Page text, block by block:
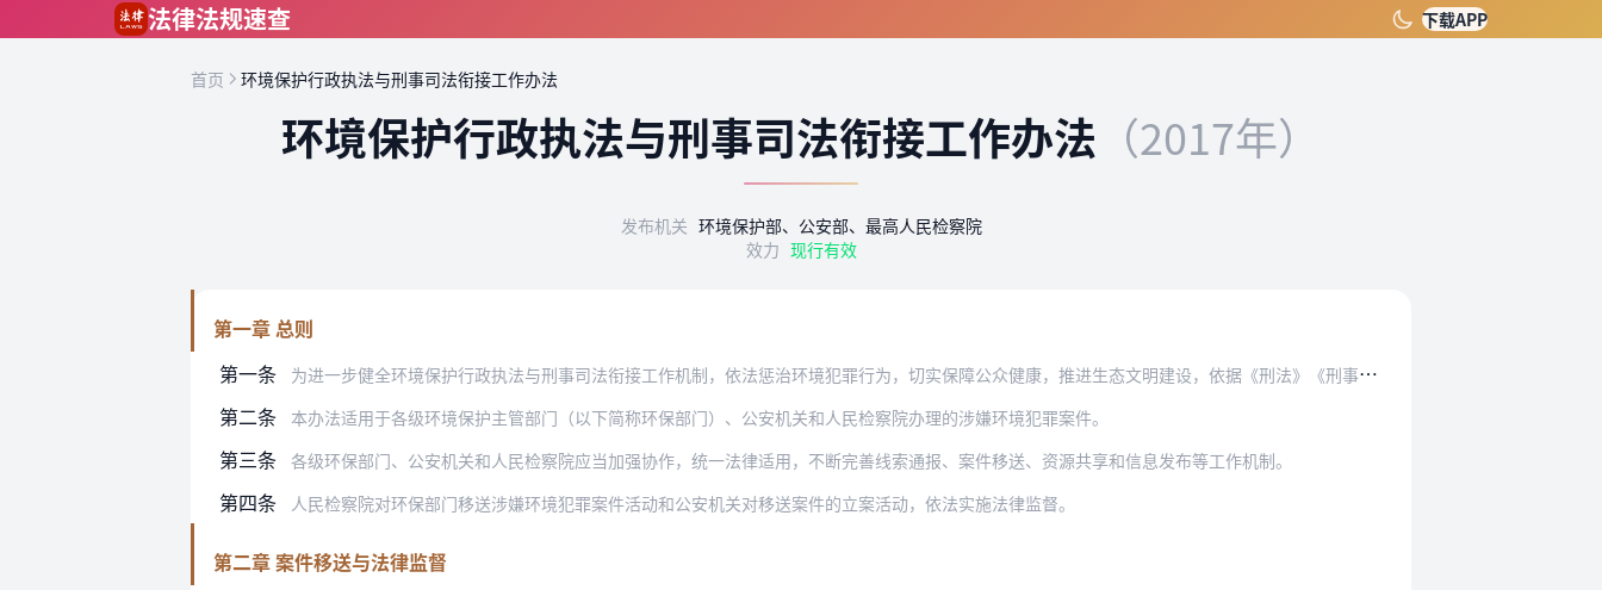
法律法规速查 下载APP
首页 环境保护行政执法与刑事司法衔接工作办法
环境保护行政执法与刑事司法衔接工作办法 （2017年）
发布机关 环境保护部、公安部、最高人民检察院
效力 现行有效
第一章 总则
第一条
为进一步健全环境保护行政执法与刑事司法衔接工作机制，依法惩治环境犯罪行为，切实保障公众健康，推进生态文明建设，依据《刑法》《刑事诉讼法》《环境保护法》《行政执法…
第二条 本办法适用于各级环境保护主管部门（以下简称环保部门）、公安机关和人民检察院办理的涉嫌环境犯罪案件。
第三条 各级环保部门、公安机关和人民检察院应当加强协作，统一法律适用，不断完善线索通报、案件移送、资源共享和信息发布等工作机制。
第四条 人民检察院对环保部门移送涉嫌环境犯罪案件活动和公安机关对移送案件的立案活动，依法实施法律监督。
第二章 案件移送与法律监督